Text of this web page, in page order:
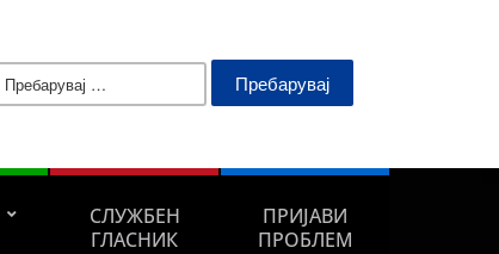
Пребарувај
СЛУЖБЕН
ГЛАСНИК
ПРИЈАВИ
ПРОБЛЕМ